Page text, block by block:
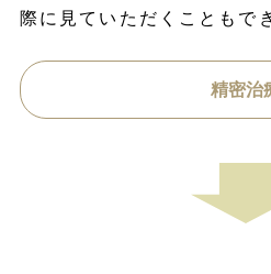
際に見ていただくこともで
精密治